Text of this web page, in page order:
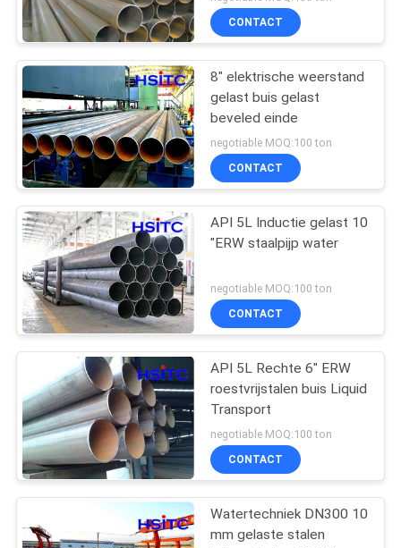
OFFERTE
SITEMAP
PRIVACYBELEID
SSAW-Staalpijp
de elleboog van de
koolstofstaalpijp
20
De Montage van de
Koolstofstaalpijp
14
CONTACT
8" elektrische weerstand
gelast buis gelast
beveled einde
negotiable MOQ:100 ton
CONTACT
API 5L Inductie gelast 10
"ERW staalpijp water
negotiable MOQ:100 ton
CONTACT
API 5L Rechte 6" ERW
roestvrijstalen buis Liquid
Transport
negotiable MOQ:100 ton
CONTACT
Watertechniek DN300 10
mm gelaste stalen